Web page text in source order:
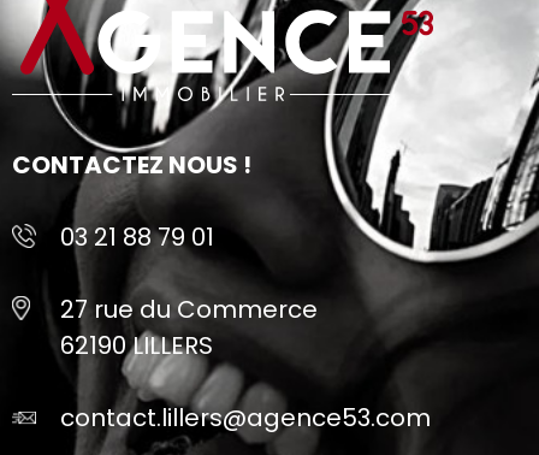
CONTACTEZ NOUS !
03 21 88 79 01
27 rue du Commerce
62190 LILLERS
contact.lillers@agence53.com